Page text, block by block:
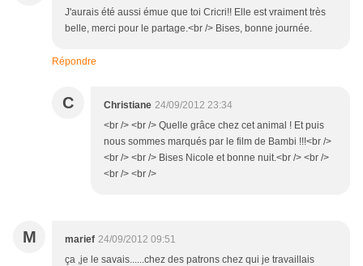
J'aurais été aussi émue que toi Cricri!! Elle est vraiment très
belle, merci pour le partage.<br /> Bises, bonne journée.
Répondre
C Christiane 24/09/2012 23:34
<br /> <br /> Quelle grâce chez cet animal ! Et puis
nous sommes marqués par le film de Bambi !!!<br />
<br /> <br /> Bises Nicole et bonne nuit.<br /> <br />
<br /> <br />
M marief 24/09/2012 09:51
ça ,je le savais......chez des patrons chez qui je travaillais